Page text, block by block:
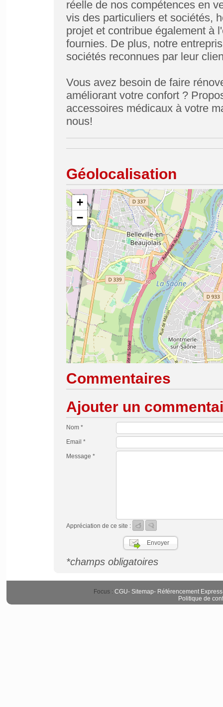
réelle de nos compétences en
vis des particuliers et sociétés,
projet et contribue également à
fournies. De plus, notre
sociétés reconnues par leur
Vous avez besoin de faire
améliorant votre confort ?
accessoires médicaux à votre
nous!
Géolocalisation
+
−
Commentaires
Ajouter un
Nom *
Email *
Message *
Appréciation de ce site :
*champs obligatoires
Focus : CGU- Sitemap- Référencement Express
Politique de